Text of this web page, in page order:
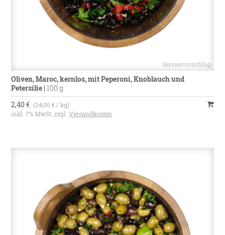
Oliven, Maroc, kernlos, mit Peperoni, Knoblauch und
Petersilie |100 g
2,40 € (24,00 € / kg)
inkl. 7% MwSt. zzgl.Versandkosten